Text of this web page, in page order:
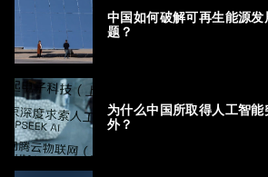
中国如何破解可再生能源
题？
为什么中国所取得人工智
外？